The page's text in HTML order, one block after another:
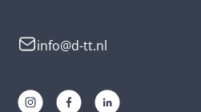
Hybride app
Community app
info@d-tt.nl